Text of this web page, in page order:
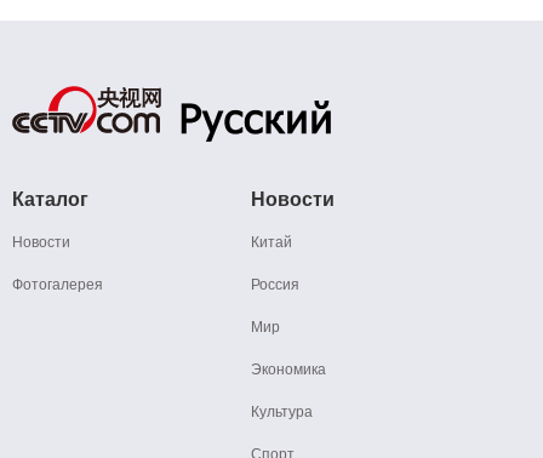
Каталог
Новости
Фотогалерея
Новости
Китай
Россия
Мир
Экономика
Культура
Спорт